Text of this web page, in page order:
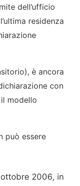
dell’ufficio
residenza
è ancora
con
modello
può essere
2006, in